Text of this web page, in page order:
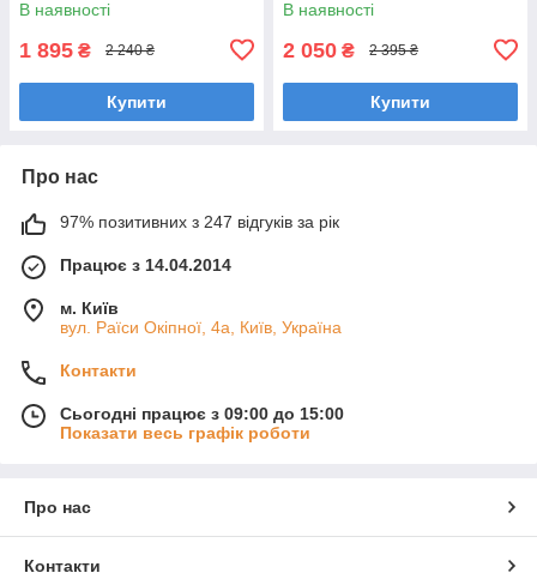
В наявності
1 895 ₴ 2 240 ₴
Купити
В наявності
2 050 ₴ 2 395 ₴
Купити
Про нас
97% позитивних з 247 відгуків за рік
Працює з 14.04.2014
м. Київ
вул. Раїси Окіпної, 4а, Київ, Україна
Контакти
Сьогодні працює з 09:00 до 15:00
Показати весь графік роботи
Про нас
Контакти